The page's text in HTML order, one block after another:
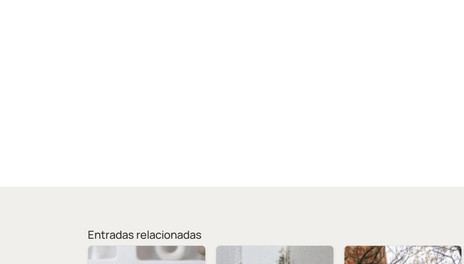
Entradas relacionadas